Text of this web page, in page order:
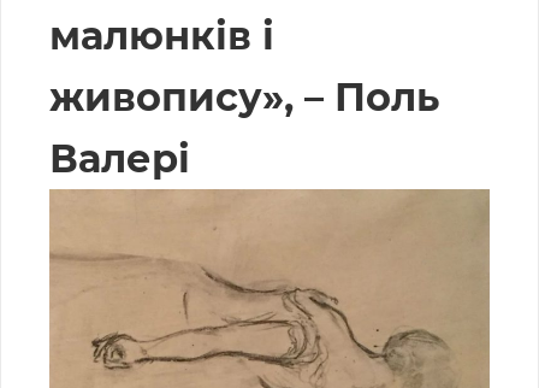
малюнків і
живопису», – Поль
Валері